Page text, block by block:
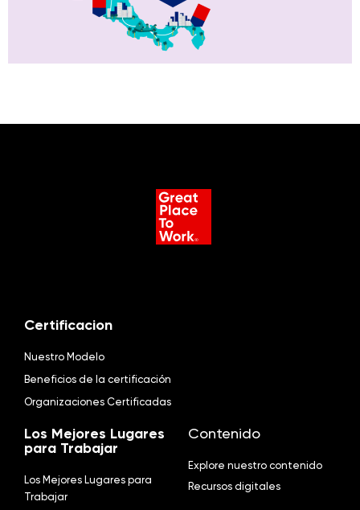
Certificacion
Nuestro Modelo
Beneficios de la certificación
Organizaciones Certificadas
Los Mejores Lugares
para Trabajar
Los Mejores Lugares para
Trabajar
Contenido
Explore nuestro contenido
Recursos digitales